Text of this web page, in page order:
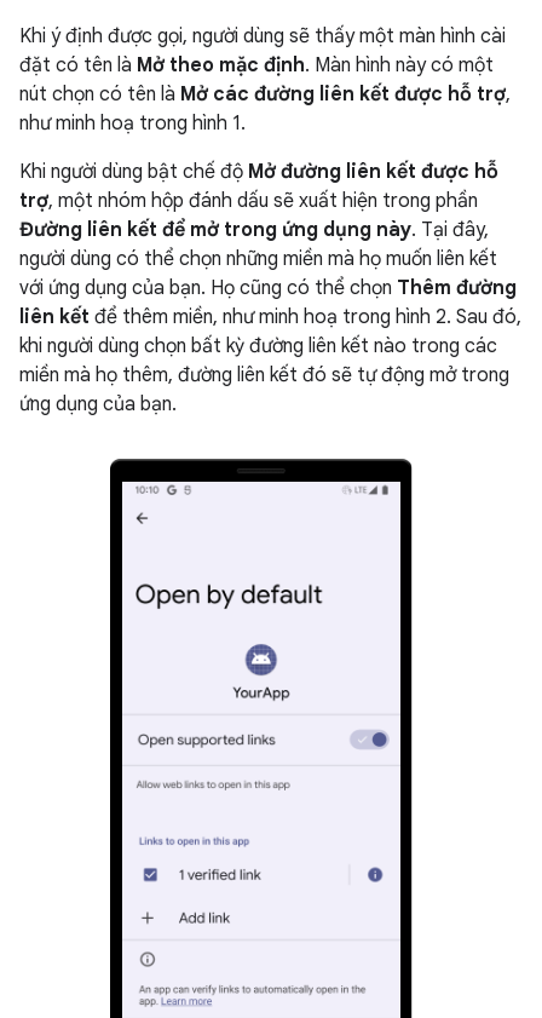
Khi ý định được gọi, người dùng sẽ thấy một màn hình cài
đặt có tên là Mở theo mặc định. Màn hình này có một
nút chọn có tên là Mở các đường liên kết được hỗ trợ,
như minh hoạ trong hình 1.
Khi người dùng bật chế độ Mở đường liên kết được hỗ
trợ, một nhóm hộp đánh dấu sẽ xuất hiện trong phần
Đường liên kết để mở trong ứng dụng này. Tại đây,
người dùng có thể chọn những miền mà họ muốn liên kết
với ứng dụng của bạn. Họ cũng có thể chọn Thêm đường
liên kết để thêm miền, như minh hoạ trong hình 2. Sau đó,
khi người dùng chọn bất kỳ đường liên kết nào trong các
miền mà họ thêm, đường liên kết đó sẽ tự động mở trong
ứng dụng của bạn.